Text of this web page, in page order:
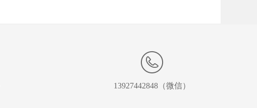
13927442848（微信）